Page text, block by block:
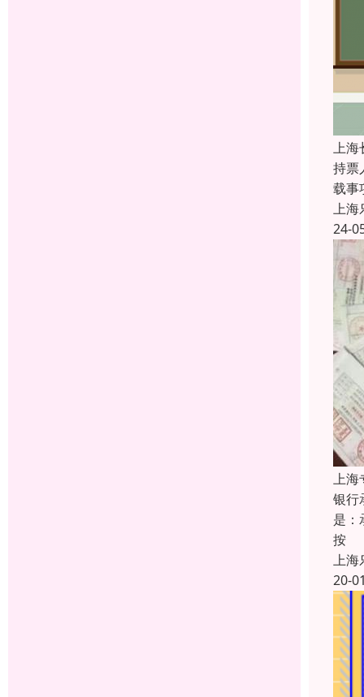
上海
持票
载事
上海
24-
上海
银行
是：
按
上海
20-